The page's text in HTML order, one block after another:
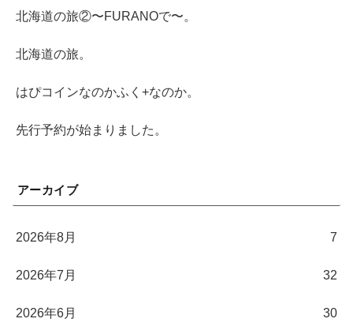
北海道の旅②〜FURANOで〜。
北海道の旅。
はぴコインなのかふく+なのか。
先行予約が始まりました。
アーカイブ
2026年8月 7
2026年7月 32
2026年6月 30